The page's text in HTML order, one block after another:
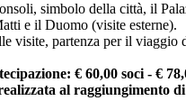
simbolo della città, il
e il Duomo (visite esterne).
visite, partenza per il viaggio
€ 60,00 soci - €
al raggiungimento